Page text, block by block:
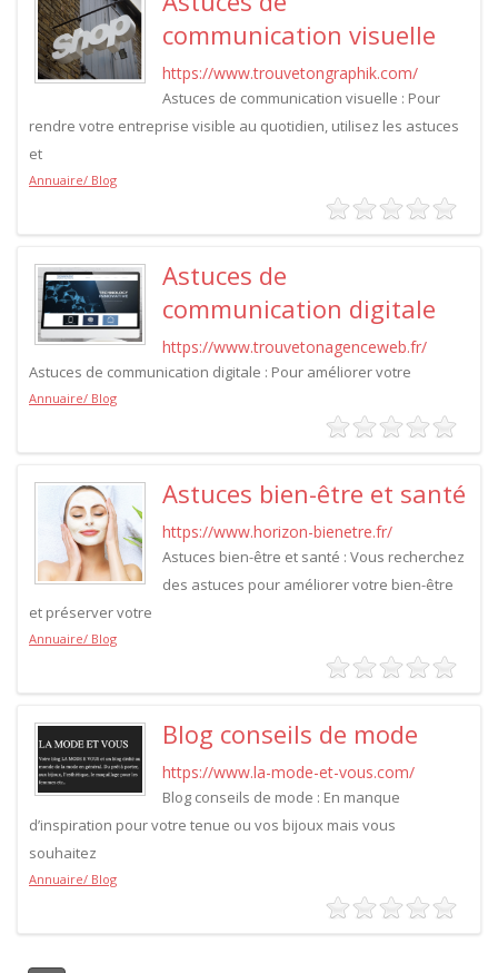
communication visuelle
https://www.trouvetongraphik.com/
Astuces de communication visuelle : Pour
rendre votre entreprise visible au quotidien, utilisez les astuces
et
Annuaire/ Blog
Astuces de
communication digitale
https://www.trouvetonagenceweb.fr/
Astuces de communication digitale : Pour améliorer votre
Annuaire/ Blog
Astuces bien-être et santé
https://www.horizon-bienetre.fr/
Astuces bien-être et santé : Vous recherchez
des astuces pour améliorer votre bien-être
et préserver votre
Annuaire/ Blog
Blog conseils de mode
https://www.la-mode-et-vous.com/
Blog conseils de mode : En manque
d’inspiration pour votre tenue ou vos bijoux mais vous
souhaitez
Annuaire/ Blog